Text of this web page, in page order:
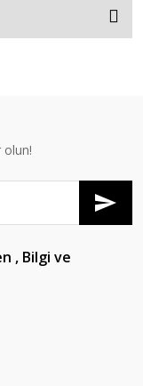
olun!
, Bilgi ve